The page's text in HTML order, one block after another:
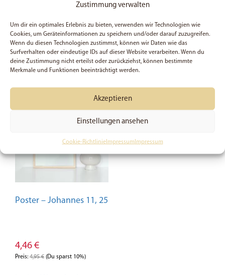
Zustimmung verwalten
Um dir ein optimales Erlebnis zu bieten, verwenden wir Technologien wie
Cookies, um Geräteinformationen zu speichern und/oder darauf zuzugreifen.
Wenn du diesen Technologien zustimmst, können wir Daten wie das
Surfverhalten oder eindeutige IDs auf dieser Website verarbeiten. Wenn du
deine Zustimmung nicht erteilst oder zurückziehst, können bestimmte
Merkmale und Funktionen beeinträchtigt werden.
Akzeptieren
Einstellungen ansehen
Cookie-RichtlinieImpressum Impressum
In den Warenkorb
Bewertet mit
5.00
von 5
3,99
In den Warenkorb
Poster – Johannes 11, 25
4,46 €
Preis: 4,95€ (Du sparst 10%)